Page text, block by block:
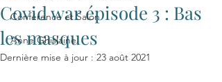
Conférence et Salon
Anne Ghislaine
Covid war épisode 3 : Bas
les masques
Dernière mise à jour : 23 août 2021